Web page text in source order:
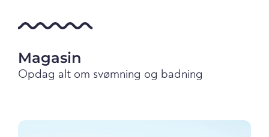
Magasin
Opdag alt om svømning og badning